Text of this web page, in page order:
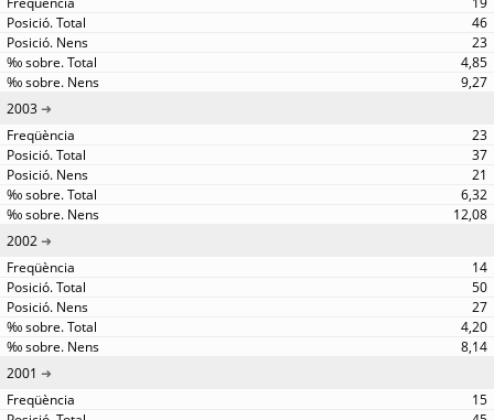
46
23
4,85
9,27
2003
23
37
21
6,32
12,08
2002
14
50
27
4,20
8,14
2001
15